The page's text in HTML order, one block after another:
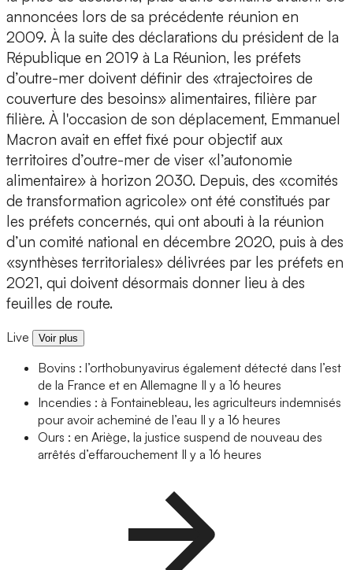
annoncées lors de sa précédente réunion en
2009. À la suite des déclarations du président de la
République en 2019 à La Réunion, les préfets
d’outre-mer doivent définir des «trajectoires de
couverture des besoins» alimentaires, filière par
filière. À l'occasion de son déplacement, Emmanuel
Macron avait en effet fixé pour objectif aux
territoires d’outre-mer de viser «l’autonomie
alimentaire» à horizon 2030. Depuis, des «comités
de transformation agricole» ont été constitués par
les préfets concernés, qui ont abouti à la réunion
d’un comité national en décembre 2020, puis à des
«synthèses territoriales» délivrées par les préfets en
2021, qui doivent désormais donner lieu à des
feuilles de route.
Live Voir plus
Bovins : l’orthobunyavirus également détecté dans l’est
de la France et en Allemagne Il y a 16 heures
Incendies : à Fontainebleau, les agriculteurs indemnisés
pour avoir acheminé de l’eau Il y a 16 heures
Ours : en Ariège, la justice suspend de nouveau des
arrêtés d’effarouchement Il y a 16 heures